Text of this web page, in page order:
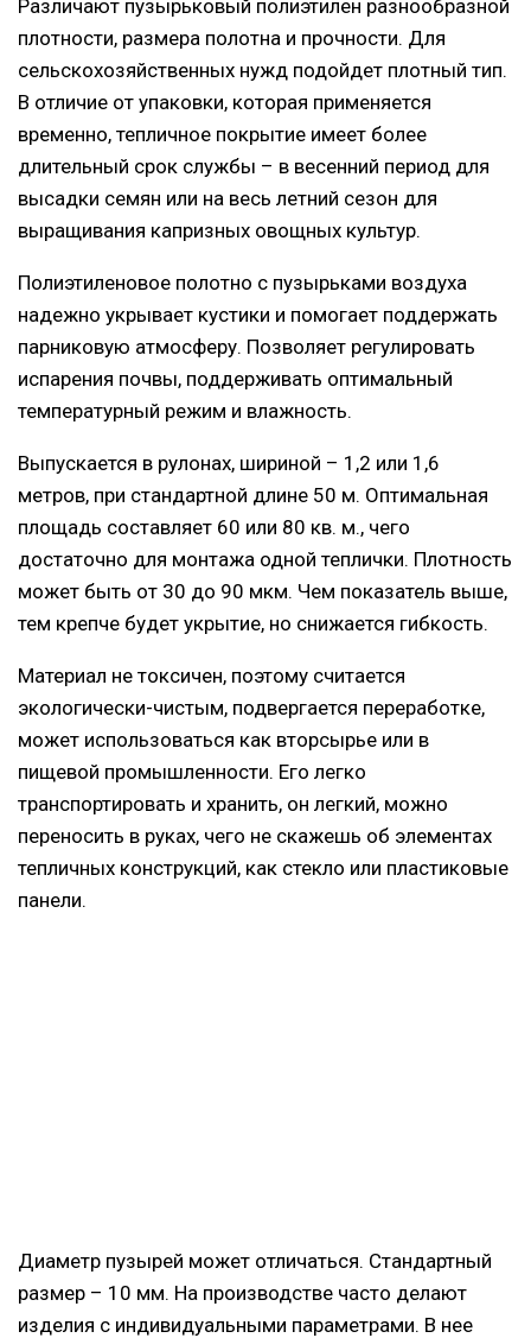
Различают пузырьковый полиэтилен разнообразной
плотности, размера полотна и прочности. Для
сельскохозяйственных нужд подойдет плотный тип.
В отличие от упаковки, которая применяется
временно, тепличное покрытие имеет более
длительный срок службы – в весенний период для
высадки семян или на весь летний сезон для
выращивания капризных овощных культур.
Полиэтиленовое полотно с пузырьками воздуха
надежно укрывает кустики и помогает поддержать
парниковую атмосферу. Позволяет регулировать
испарения почвы, поддерживать оптимальный
температурный режим и влажность.
Выпускается в рулонах, шириной – 1,2 или 1,6
метров, при стандартной длине 50 м. Оптимальная
площадь составляет 60 или 80 кв. м., чего
достаточно для монтажа одной теплички. Плотность
может быть от 30 до 90 мкм. Чем показатель выше,
тем крепче будет укрытие, но снижается гибкость.
Материал не токсичен, поэтому считается
экологически-чистым, подвергается переработке,
может использоваться как вторсырье или в
пищевой промышленности. Его легко
транспортировать и хранить, он легкий, можно
переносить в руках, чего не скажешь об элементах
тепличных конструкций, как стекло или пластиковые
панели.
Диаметр пузырей может отличаться. Стандартный
размер – 10 мм. На производстве часто делают
изделия с индивидуальными параметрами. В нее